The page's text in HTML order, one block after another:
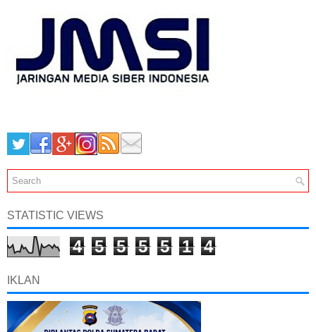
STATISTIC VIEWS
4 5 5 5 5 1 4
IKLAN